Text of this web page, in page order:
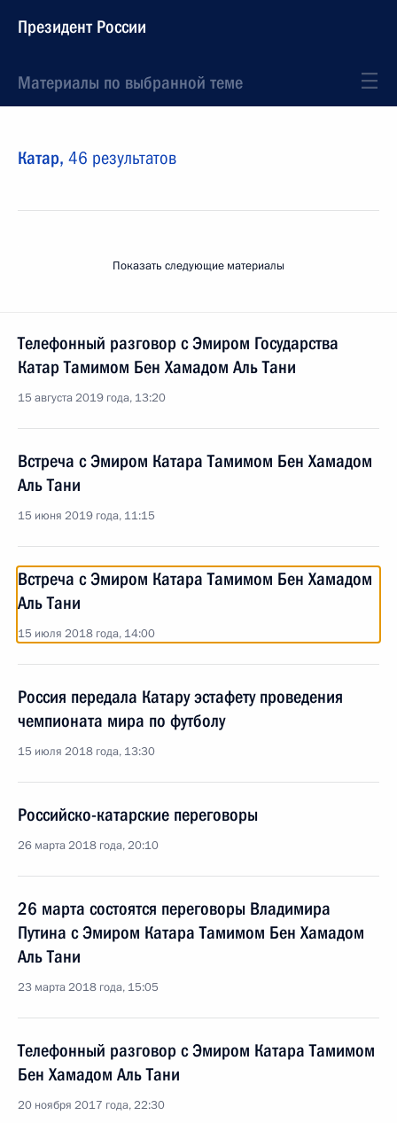
Президент России
Материалы по выбранной теме
Катар, 46 результатов
Показать следующие материалы
Телефонный разговор с Эмиром Государства
Катар Тамимом Бен Хамадом Аль Тани
15 августа 2019 года, 13:20
Встреча с Эмиром Катара Тамимом Бен Хамадом
Аль Тани
15 июня 2019 года, 11:15
Встреча с Эмиром Катара Тамимом Бен Хамадом
Аль Тани
15 июля 2018 года, 14:00
Россия передала Катару эстафету проведения
чемпионата мира по футболу
15 июля 2018 года, 13:30
Российско-катарские переговоры
26 марта 2018 года, 20:10
26 марта состоятся переговоры Владимира
Путина с Эмиром Катара Тамимом Бен Хамадом
Аль Тани
23 марта 2018 года, 15:05
Телефонный разговор с Эмиром Катара Тамимом
Бен Хамадом Аль Тани
20 ноября 2017 года, 22:30